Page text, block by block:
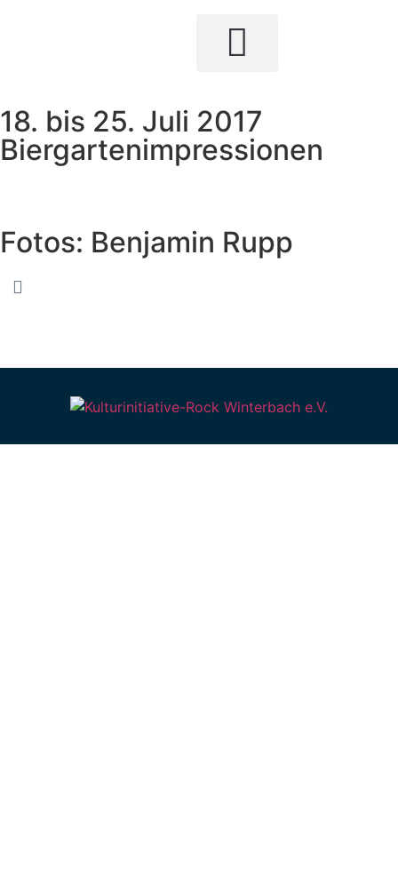
18. bis 25. Juli 2017
Biergartenimpressionen
Fotos: Benjamin Rupp